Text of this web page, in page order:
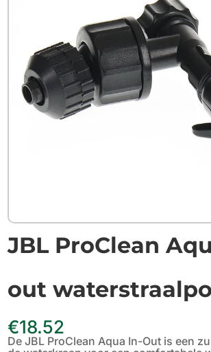
JBL ProClean
out
€18.52
De JBL ProClean Aqua In-Out is een